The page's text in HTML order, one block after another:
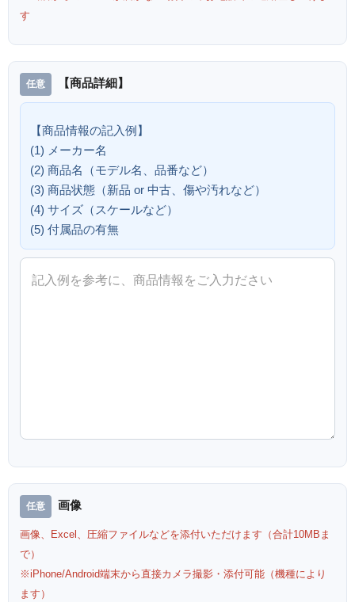
す
【商品詳細】
【商品情報の記入例】
(1) メーカー名
(2) 商品名（モデル名、品番など）
(3) 商品状態（新品 or 中古、傷や汚れなど）
(4) サイズ（スケールなど）
(5) 付属品の有無
画像
画像、Excel、圧縮ファイルなどを添付いただけます（合計10MBま
で）
※iPhone/Android端末から直接カメラ撮影・添付可能（機種により
ます）